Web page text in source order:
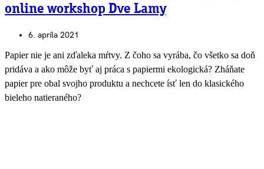
online workshop Dve Lamy
6. apríla 2021
Papier nie je ani zďaleka mŕtvy. Z čoho sa vyrába, čo všetko sa doň
pridáva a ako môže byť aj práca s papiermi ekologická? Zháňate
papier pre obal svojho produktu a nechcete ísť len do klasického
bieleho natieraného?